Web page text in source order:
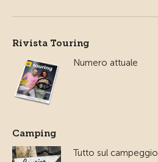
Rivista Touring
Numero attuale
Camping
Tutto sul campeggio